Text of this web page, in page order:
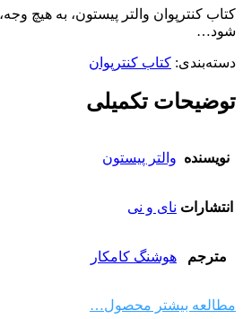
کتاب کنترپوان والتر پیستون، به هیچ
شود…
دسته‌بندی: کتاب کنترپوان
توضیحات تکمیلی
نویسنده والتر پیستون
انتشارات نای و نی
مترجم هوشنگ کامکار
مطالعه بیشتر محصول…